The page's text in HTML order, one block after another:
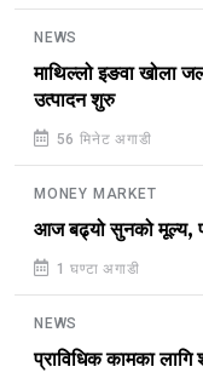
NEWS
माथिल्लो इङवा खोला
उत्पादन शुरु
56 मिनेट अगाडी
MONEY MARKET
आज बढ्यो सुनको मूल्य,
1 घण्टा अगाडी
NEWS
प्राविधिक कामका लागि